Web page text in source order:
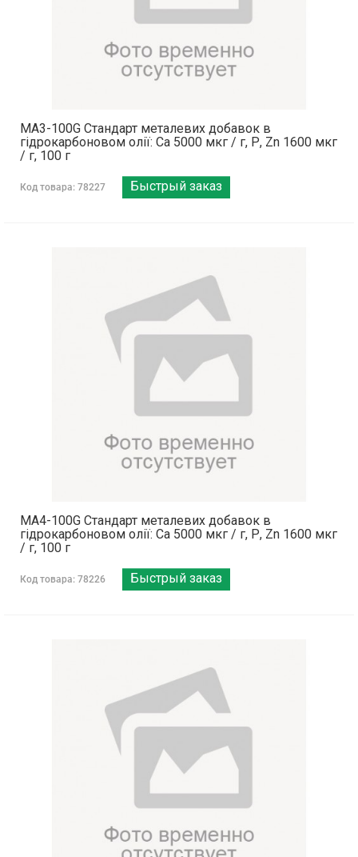
MA3-100G Стандарт металевих добавок в
гідрокарбоновом олії: Са 5000 мкг / г, Р, Zn 1600 мкг
/ г, 100 г
Код товара: 78227 Быстрый заказ
MA4-100G Стандарт металевих добавок в
гідрокарбоновом олії: Са 5000 мкг / г, Р, Zn 1600 мкг
/ г, 100 г
Код товара: 78226 Быстрый заказ